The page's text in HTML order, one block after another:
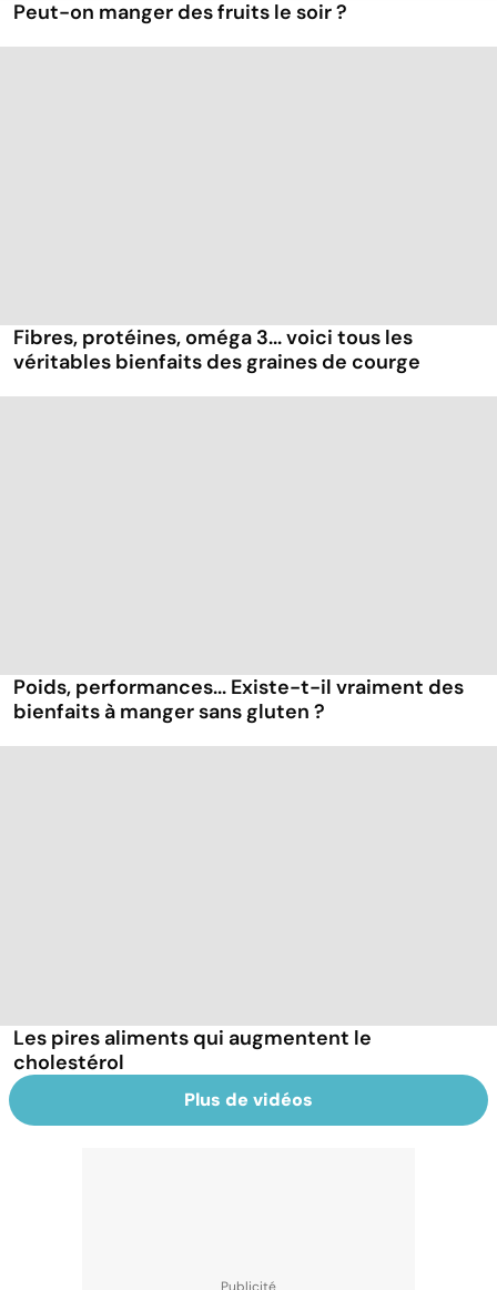
Peut-on manger des fruits le soir ?
Fibres, protéines, oméga 3... voici tous les
véritables bienfaits des graines de courge
Poids, performances... Existe-t-il vraiment des
bienfaits à manger sans gluten ?
Les pires aliments qui augmentent le
cholestérol
Plus de vidéos